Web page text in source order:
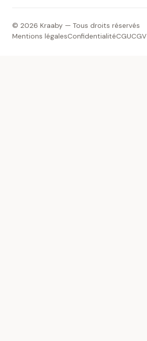
© 2026 Kraaby — Tous droits réservés
Mentions légalesConfidentialitéCGUCGV